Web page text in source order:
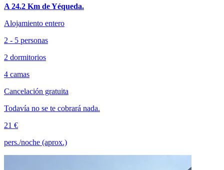
A 24.2 Km de Yéqueda.
Alojamiento entero
2 - 5 personas
2 dormitorios
4 camas
Cancelación gratuita
Todavía no se te cobrará nada.
21 €
pers./noche (aprox.)